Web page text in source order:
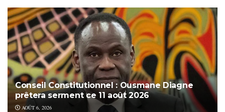
Conseil Constitutionnel : Ousmane Diagne
prêtera serment ce 11 août 2026
AOÛT 6, 2026